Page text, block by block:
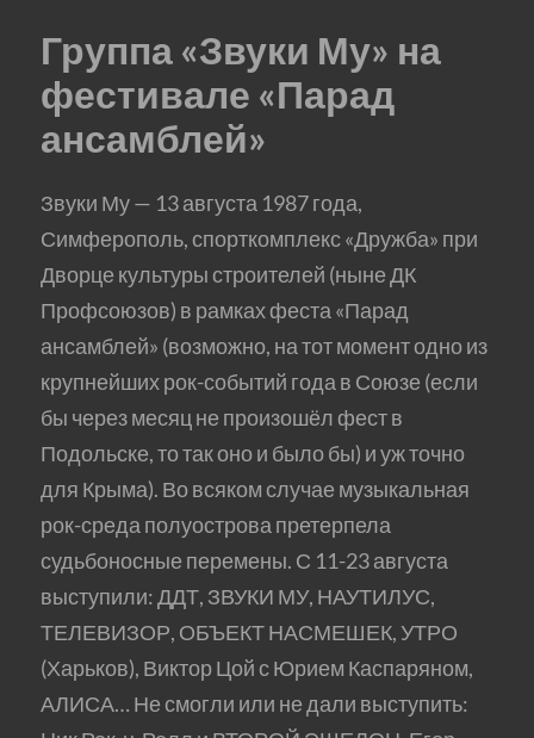
Группа «Звуки Му» на
фестивале «Парад
ансамблей»
Звуки Му — 13 августа 1987 года,
Симферополь, спорткомплекс «Дружба» при
Дворце культуры строителей (ныне ДК
Профсоюзов) в рамках феста «Парад
ансамблей» (возможно, на тот момент одно из
крупнейших рок-событий года в Союзе (если
бы через месяц не произошёл фест в
Подольске, то так оно и было бы) и уж точно
для Крыма). Во всяком случае музыкальная
рок-среда полуострова претерпела
судьбоносные перемены. С 11-23 августа
выступили: ДДТ, ЗВУКИ МУ, НАУТИЛУС,
ТЕЛЕВИЗОР, ОБЪЕКТ НАСМЕШЕК, УТРО
(Харьков), Виктор Цой с Юрием Каспаряном,
АЛИСА… Не смогли или не дали выступить: